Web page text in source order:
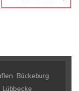
Bückeburg
Lübbecke